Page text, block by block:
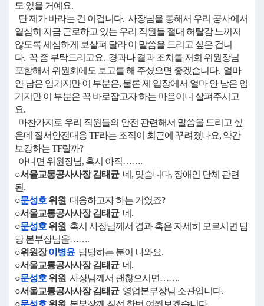
도 있을 거예요.
단 제가 바라는 건 이겁니다. 사장님을 통해서 우리 공사에서
열심히 지금 근로하고 있는 우리 직원들 절대 허탈감 느끼지
않도록 세심하게 보살펴 달라 이 말씀을 드리고 싶은 겁니
다. 꼭 좀 부탁드리고요. 경과나 결과 조치를 저희 위원장님
포함해서 위원회에도 보고를 해 주셨으면 좋겠습니다. 얼마
안 남은 임기지만 이 부분은, 물론 제 입장에서 얼마 안 남은 임
기지만 이 부분은 꼭 바로잡고자 하는 마음이니 살펴주시고
요.
마찬가지로 우리 직원들의 안전 관련해서 말씀을 드리고 싶
은데 질서안전대응 TF라는 조직이 최근에 꾸려졌나요, 약간
보강하는 TF랄까?
아니면 위원장님, 혹시 아직…….
○서울교통공사사장 김태균네, 맞습니다, 장애인 단체 관련
된.
○문성호 위원 대응하고자 하는 거였죠?
○서울교통공사사장 김태균네.
○문성호 위원 혹시 사장님께서 경과 혹은 자세히 모르시면 담
당 본부장님을…….
○위원장이병윤담당하는 분이 나와요.
○서울교통공사사장 김태균네.
○문성호 위원 사장님께서 괜찮으시면…….
○서울교통공사사장 김태균영업본부장님 소관입니다.
○문성호 위원 본부장께 직접 한번 여쭤보겠습니다.